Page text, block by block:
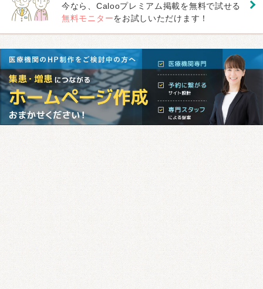
今なら、Calooプレミアム掲載を無料で試せる
無料モニターをお試しいただけます！